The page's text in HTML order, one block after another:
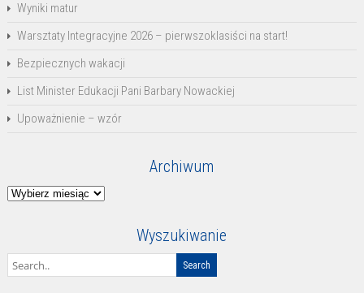
Wyniki matur
Warsztaty Integracyjne 2026 – pierwszoklasiści na start!
Bezpiecznych wakacji
List Minister Edukacji Pani Barbary Nowackiej
Upoważnienie – wzór
Archiwum
Archiwum
Wyszukiwanie